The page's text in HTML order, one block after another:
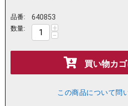
品番: 640853
数量: +
−
買い物カ
この商品について問